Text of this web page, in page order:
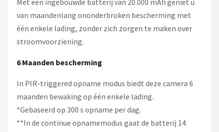
Met een ingebouwde batterij van 20.000 mAh geniet u
van maandenlang ononderbroken bescherming met
één enkele lading, zonder zich zorgen te maken over
stroomvoorziening.
6 Maanden bescherming
In PIR-triggered opname modus biedt deze camera 6
maanden bewaking op één enkele lading.
*Gebaseerd op 300 s opname per dag.
**In de continue opnamemodus gaat de batterij 14